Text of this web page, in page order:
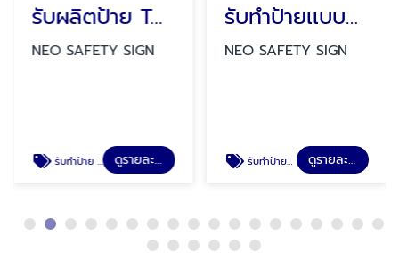
รับผลิตป้าย TAGS
NEO SAFETY SIGN
รับทำป้าย TAGS ดูรายละเอียด
รับทำป้ายเเบบพับทรงสามเหลี่ยม
NEO SAFETY SIGN
รับทำป้ายป้ายเเบบพับทรงสามเหลี่ยม ป้ายสวมถังดับเพลิง ป้ายสายดับเพลิง ป้ายล้างตาฉุกเฉิน ดูรายละเอียด